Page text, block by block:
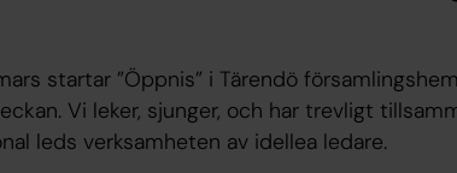
startar ”Öppnis” i Tärendö
Vi leker, sjunger, och har trevligt
leds verksamheten av idellea ledare.